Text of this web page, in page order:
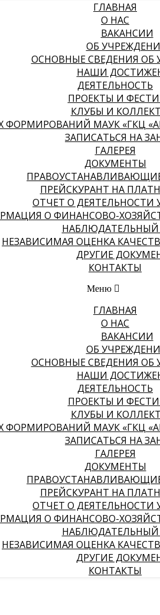
ГЛАВНАЯ
О НАС
ВАКАНСИИ
ОБ
ОСНОВНЫЕ СВЕДЕНИЯ ОБ
НАШИ
ДЕЯТЕЛЬНОСТЬ
ПРОЕКТЫ И
КЛУБЫ И
МАУК «ГКЦ
ЗАПИСАТЬСЯ НА
ГАЛЕРЕЯ
ДОКУМЕНТЫ
ПРЕЙСКУРАНТ НА
ОТЧЕТ О ДЕЯТЕЛЬНОСТИ
О ФИНАНСОВО-
НАБЛЮДАТЕЛЬНЫЙ
НЕЗАВИСИМАЯ ОЦЕНКА
ДРУГИЕ
КОНТАКТЫ
Меню
ГЛАВНАЯ
О НАС
ВАКАНСИИ
ОБ
ОСНОВНЫЕ СВЕДЕНИЯ ОБ
НАШИ
ДЕЯТЕЛЬНОСТЬ
ПРОЕКТЫ И
КЛУБЫ И
МАУК «ГКЦ
ЗАПИСАТЬСЯ НА
ГАЛЕРЕЯ
ДОКУМЕНТЫ
ПРЕЙСКУРАНТ НА
ОТЧЕТ О ДЕЯТЕЛЬНОСТИ
О ФИНАНСОВО-
НАБЛЮДАТЕЛЬНЫЙ
НЕЗАВИСИМАЯ ОЦЕНКА
ДРУГИЕ
КОНТАКТЫ